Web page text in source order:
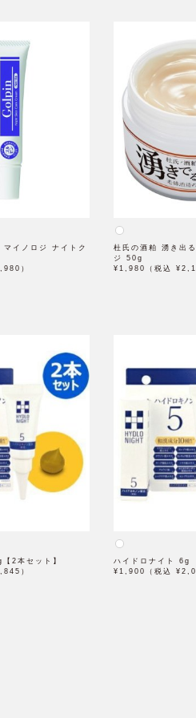
イノロジ ナイトク
）
杜氏の酒粕 湧き出
ジ 50g
¥1,980（税込
2本セット】
）
ハイドロナイト 6g
¥1,900（税込